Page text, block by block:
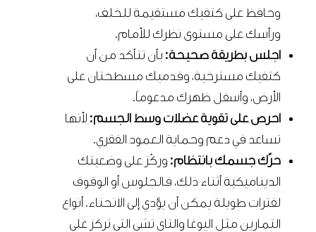
وحافظ على كتفيك مستقيمة للخلف،
ورأسك على مستوى نظرك للأمام.
اجلس بطريقة صحيحة: بأن تتأكد من أن
كتفيك مسترخية، وقدميك مسطحتان على
الأرض، وأسفل ظهرك مدعوماً.
احرص على تقوية عضلات وسط الجسم: لأنها
تساعد في دعم وحماية العمود الفقري.
حرّك جسمك بانتظام: وركّز على وضعيتك
الديناميكية أثناء ذلك، فالجلوس أو الوقوف
لفترات طويلة يمكن أن يؤدي إلى الانحناء. أنواع
التمارين مثل اليوغا والتاي تشي التي تركز على